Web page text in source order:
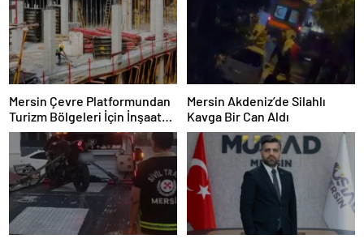
Mersin Çevre Platformundan
Turizm Bölgeleri İçin İnşaat
Yasağı Çağrısı
Mersin Akdeniz’de Silahlı
Kavga Bir Can Aldı